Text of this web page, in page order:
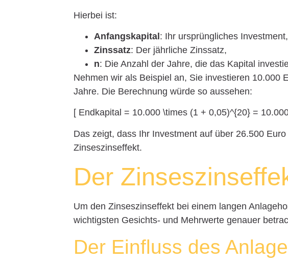
Hierbei ist:
Anfangskapital: Ihr ursprüngliches Investment,
Zinssatz: Der jährliche Zinssatz,
n: Die Anzahl der Jahre, die das Kapital
Nehmen wir als Beispiel an, Sie investieren 10.000
Jahre. Die Berechnung würde so aussehen:
[ Endkapital = 10.000 \times (1 + 0,05)^{20} =
Das zeigt, dass Ihr Investment auf über 26.500
Zinseszinseffekt.
Der
Um den Zinseszinseffekt bei einem langen
wichtigsten Gesichts- und Mehrwerte genauer
Der Einfluss des